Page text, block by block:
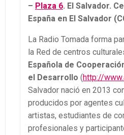
– Plaza 6. El Salvador.
España en El Salvador
La Radio Tomada forma
la Red de centros
Española de
el Desarrollo (http://
Salvador nació en 2013
producidos por agentes
artistas, estudiantes de
profesionales y